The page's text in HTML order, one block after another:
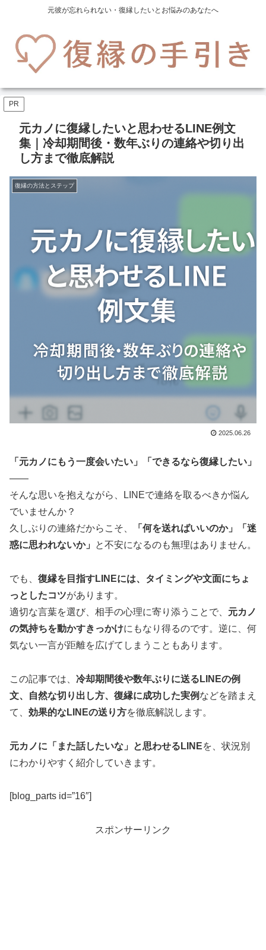
元彼が忘れられない・復縁したいとお悩みのあなたへ
PR
元カノに復縁したいと思わせるLINE例文
集｜冷却期間後・数年ぶりの連絡や切り出
し方まで徹底解説
復縁の方法とステップ
2025.06.26
「元カノにもう一度会いたい」「できるなら復縁したい」
——
そんな思いを抱えながら、LINEで連絡を取るべきか悩ん
でいませんか？
久しぶりの連絡だからこそ、
「何を送ればいいのか」「迷
惑に思われないか」
と不安になるのも無理はありません。
でも、 復縁を目指すLINEには、タイミングや文面にちょ
っとしたコツがあります。
適切な言葉を選び、相手の心理に寄り添うことで、 元カノ
の気持ちを動かすきっかけにもなり得るのです。逆に、何
気ない一言が距離を広げてしまうこともあります。
この記事では、 冷却期間後や数年ぶりに送るLINEの例
文、自然な切り出し方、復縁に成功した実例 などを踏まえ
て、 効果的なLINEの送り方を徹底解説します。
元カノに「また話したいな」と思わせるLINEを、状況別
にわかりやすく紹介していきます。
[blog_parts id=”16″]
スポンサーリンク